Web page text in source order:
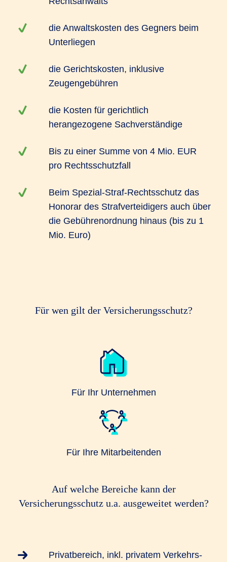
die Anwaltskosten des Gegners beim
Unterliegen
die Gerichtskosten, inklusive
Zeugengebühren
die Kosten für gerichtlich
herangezogene Sachverständige
Bis zu einer Summe von 4 Mio. EUR
pro Rechtsschutzfall
Beim Spezial-Straf-Rechtsschutz das
Honorar des Strafverteidigers auch über
die Gebührenordnung hinaus (bis zu 1
Mio. Euro)
Für wen gilt der Versicherungsschutz?
Für Ihr Unternehmen
Für Ihre Mitarbeitenden
Auf welche Bereiche kann der
Versicherungsschutz u.a. ausgeweitet werden?
Privatbereich, inkl. privatem Verkehrs-